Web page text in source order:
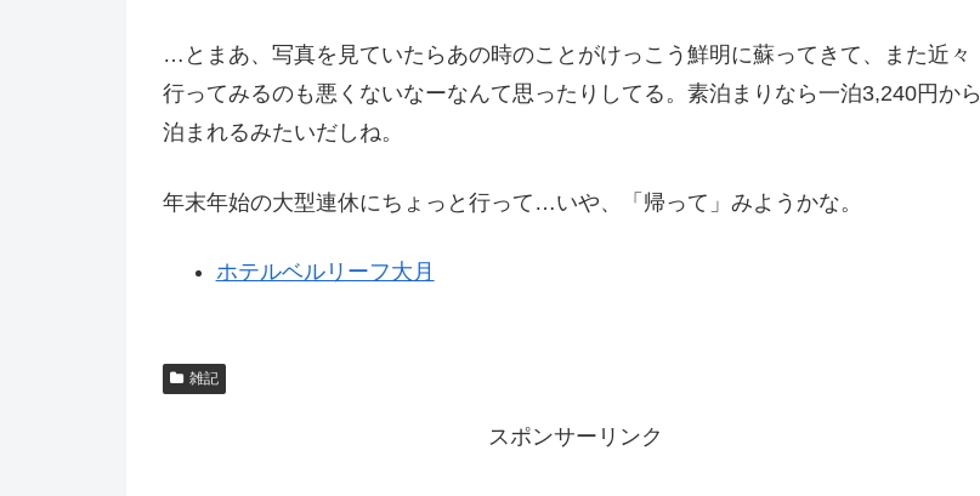
…とまあ、写真を見ていたらあの時のことがけっこう鮮明に蘇ってきて、また近々
行ってみるのも悪くないなーなんて思ったりしてる。素泊まりなら一泊3,240円から
泊まれるみたいだしね。
年末年始の大型連休にちょっと行って…いや、「帰って」みようかな。
ホテルベルリーフ大月
雑記
スポンサーリンク